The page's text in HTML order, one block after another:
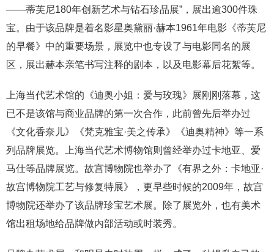
——蒂芙尼180年创新艺术与钻石珍品展”，展出逾300件珠
宝。由于该品牌是着名影星奥黛丽·赫本1961年电影《蒂芙尼
的早餐》中的重要场景，展览中也专设了与电影同名的展
区，展出赫本亲笔书写注释的剧本，以及电影幕后花絮等。
上海当代艺术馆的《迪奥小姐：爱与玫瑰》展刚刚落幕，这
已不是该馆与商业品牌的第一次合作，此前曾先后举办过
《文化香奈儿》《梵克雅宝·美之传承》《迪奥精神》等一系
列品牌展览。上海当代艺术博物馆则曾经举办过卡地亚、爱
马仕等品牌展览。故宫博物院也举办了《有界之外：卡地亚·
故宫博物院工艺与修复特展》，更早些时候的2009年，故宫
博物院还举办了该品牌珍宝艺术展。除了展览外，也有美术
馆出租场地给品牌做内部活动或时装秀。